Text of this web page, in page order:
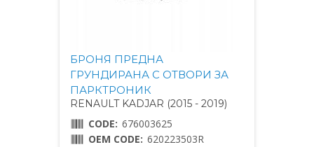
БРОНЯ ПРЕДНА
ГРУНДИРАНА С ОТВОРИ ЗА
ПАРКТРОНИК
RENAULT KADJAR (2015 - 2019)
CODE: 676003625
OEM CODE: 620223503R